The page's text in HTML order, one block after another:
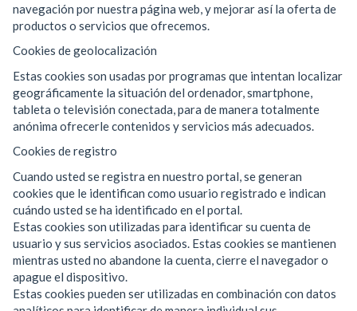
navegación por nuestra página web, y mejorar así la oferta de
productos o servicios que ofrecemos.
Cookies de geolocalización
Estas cookies son usadas por programas que intentan localizar
geográficamente la situación del ordenador, smartphone,
tableta o televisión conectada, para de manera totalmente
anónima ofrecerle contenidos y servicios más adecuados.
Cookies de registro
Cuando usted se registra en nuestro portal, se generan
cookies que le identifican como usuario registrado e indican
cuándo usted se ha identificado en el portal.
Estas cookies son utilizadas para identificar su cuenta de
usuario y sus servicios asociados. Estas cookies se mantienen
mientras usted no abandone la cuenta, cierre el navegador o
apague el dispositivo.
Estas cookies pueden ser utilizadas en combinación con datos